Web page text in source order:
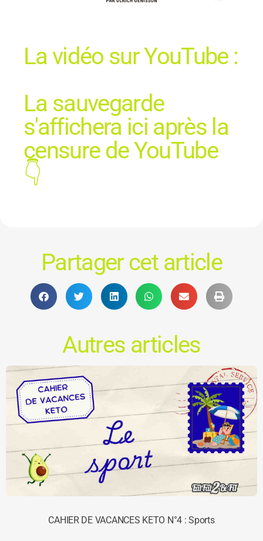
La vidéo sur YouTube :
La sauvegarde
s'affichera ici après la
censure de YouTube
👇
Partager cet article
Autres articles
CAHIER DE VACANCES KETO N°4 : Sports